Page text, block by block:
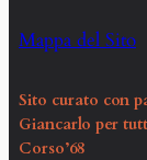
Mappa del Sito
Sito curato con
Giancarlo per
Corso’68